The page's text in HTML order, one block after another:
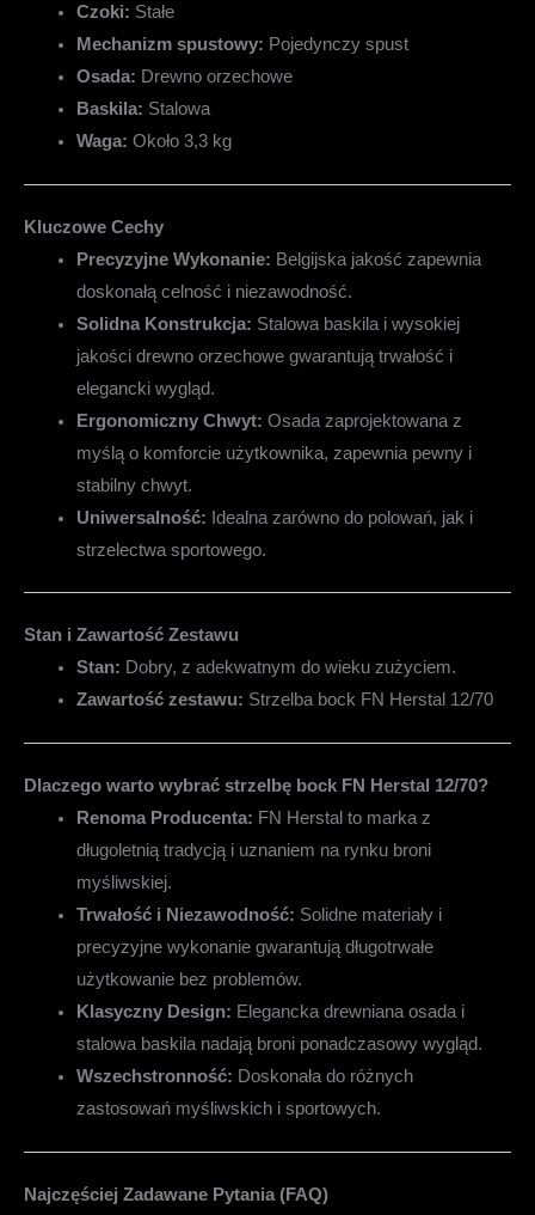
Czoki: Stałe
Mechanizm spustowy: Pojedynczy spust
Osada: Drewno orzechowe
Baskila: Stalowa
Waga: Około 3,3 kg
Kluczowe Cechy
Precyzyjne Wykonanie: Belgijska jakość zapewnia
doskonałą celność i niezawodność.
Solidna Konstrukcja: Stalowa baskila i wysokiej
jakości drewno orzechowe gwarantują trwałość i
elegancki wygląd.
Ergonomiczny Chwyt: Osada zaprojektowana z
myślą o komforcie użytkownika, zapewnia pewny i
stabilny chwyt.
Uniwersalność: Idealna zarówno do polowań, jak i
strzelectwa sportowego.
Stan i Zawartość Zestawu
Stan: Dobry, z adekwatnym do wieku zużyciem.
Zawartość zestawu: Strzelba bock FN Herstal 12/70
Dlaczego warto wybrać strzelbę bock FN Herstal 12/70?
Renoma Producenta: FN Herstal to marka z
długoletnią tradycją i uznaniem na rynku broni
myśliwskiej.
Trwałość i Niezawodność: Solidne materiały i
precyzyjne wykonanie gwarantują długotrwałe
użytkowanie bez problemów.
Klasyczny Design: Elegancka drewniana osada i
stalowa baskila nadają broni ponadczasowy wygląd.
Wszechstronność: Doskonała do różnych
zastosowań myśliwskich i sportowych.
Najczęściej Zadawane Pytania (FAQ)